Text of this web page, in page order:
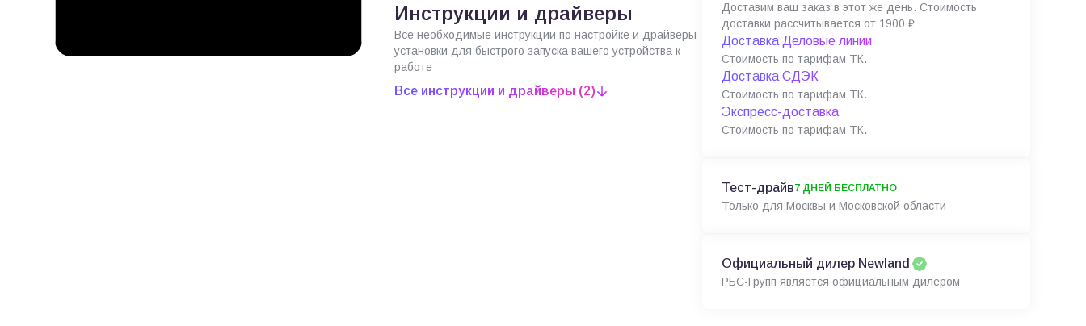
Инструкции и драйверы
Все необходимые инструкции по настройке и драйверы
установки для быстрого запуска вашего устройства к
работе
Все инструкции и драйверы (2)
Доставим ваш заказ в этот же день. Стоимость
доставки рассчитывается от 1900 ₽
Доставка Деловые линии
Стоимость по тарифам ТК.
Доставка СДЭК
Стоимость по тарифам ТК.
Экспресс-доставка
Стоимость по тарифам ТК.
Тест-драйв7 ДНЕЙ БЕСПЛАТНО
Только для Москвы и Московской области
Официальный дилер Newland
РБС-Групп является официальным дилером